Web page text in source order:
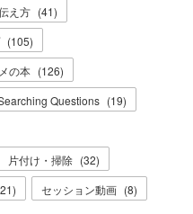
え方 (41)
(105)
の本 (126)
Questions (19)
片付け・掃除 (32)
21) セッション動画 (8)